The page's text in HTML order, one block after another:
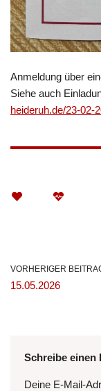
Anmeldung über
Siehe auch
heideruh.de/23-02-
VORHERIGER
15.05.2026
Schreibe einen
Deine E-Mail-